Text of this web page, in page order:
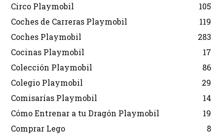
Circo Playmobil
105
Coches de Carreras Playmobil
119
Coches Playmobil
283
Cocinas Playmobil
17
Colección Playmobil
86
Colegio Playmobil
29
Comisarías Playmobil
14
Cómo Entrenar a tu Dragón Playmobil
19
Comprar Lego
8